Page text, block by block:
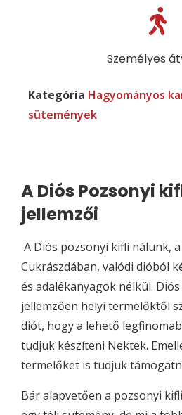
Személyes
Kategória Hagyományos
sütemények
A Diós Pozsonyi
jellemzői
A Diós pozsonyi kifli nálunk,
Cukrászdában, valódi dióból
és adalékanyagok nélkül.
jellemzően helyi termelőktől
diót, hogy a lehető
tudjuk készíteni Nektek.
termelőket is tudjuk
Bár alapvetően a pozsonyi